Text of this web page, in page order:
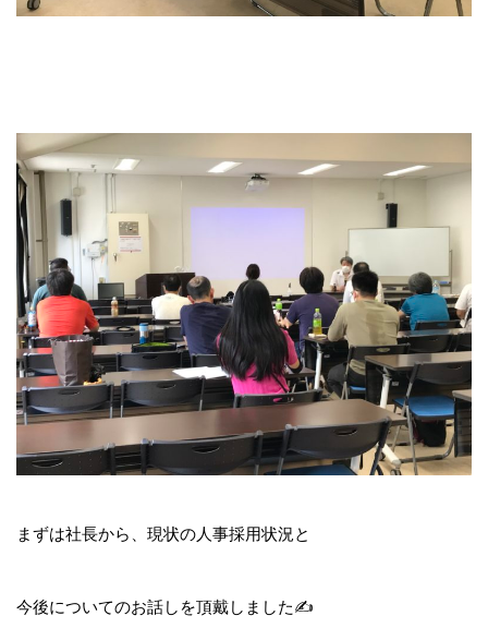
まずは社長から、現状の人事採用状況と
今後についてのお話しを頂戴しました✍